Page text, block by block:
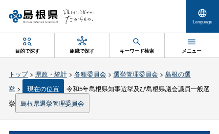
Language
目的で探す 組織で探す キーワード検索 メニュー
トップ> 県政・統計> 各種委員会 > 選挙管理委員会 > 島根の選
挙> 現在の位置
令和5年島根県知事選挙及び島根県議会議員一般選
挙 島根県選挙管理委員会